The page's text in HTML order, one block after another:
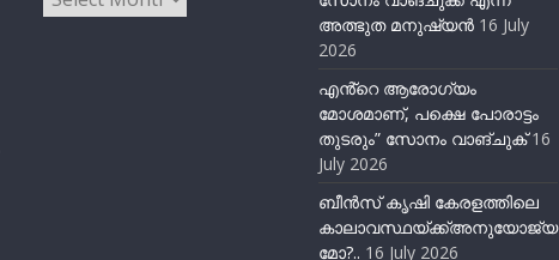
അത്ഭുത മനുഷ്യന്‍ 16 July
2026
എൻ്റെ ആരോഗ്യം
മോശമാണ്, പക്ഷെ പോരാട്ടം
തുടരും” സോനം വാങ്ചുക് 16
July 2026
ബീന്‍സ് കൃഷി കേരളത്തിലെ
കാലാവസ്ഥയ്ക്ക്അനുയോജ്യ
മോ?.. 16 July 2026